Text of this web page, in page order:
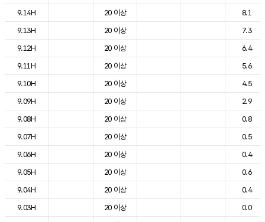
9.14H
20 이상
8.1
9.13H
20 이상
7.3
9.12H
20 이상
6.4
9.11H
20 이상
5.6
9.10H
20 이상
4.5
9.09H
20 이상
2.9
9.08H
20 이상
0.8
9.07H
20 이상
0.5
9.06H
20 이상
0.4
9.05H
20 이상
0.6
9.04H
20 이상
0.4
9.03H
20 이상
0.0